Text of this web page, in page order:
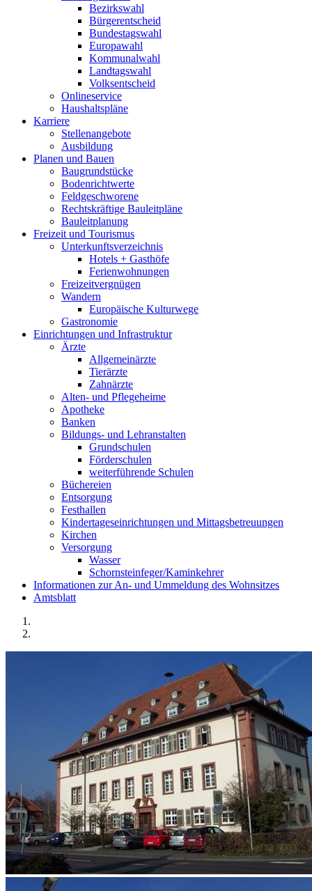
Bezirkswahl
Bürgerentscheid
Bundestagswahl
Europawahl
Kommunalwahl
Landtagswahl
Volksentscheid
Onlineservice
Haushaltspläne
Karriere
Stellenangebote
Ausbildung
Planen und Bauen
Baugrundstücke
Bodenrichtwerte
Feldgeschworene
Rechtskräftige Bauleitpläne
Bauleitplanung
Freizeit und Tourismus
Unterkunftsverzeichnis
Hotels + Gasthöfe
Ferienwohnungen
Freizeitvergnügen
Wandern
Europäische Kulturwege
Gastronomie
Einrichtungen und Infrastruktur
Ärzte
Allgemeinärzte
Tierärzte
Zahnärzte
Alten- und Pflegeheime
Apotheke
Banken
Bildungs- und Lehranstalten
Grundschulen
Förderschulen
weiterführende Schulen
Büchereien
Entsorgung
Festhallen
Kindertageseinrichtungen und Mittagsbetreuungen
Kirchen
Versorgung
Wasser
Schornsteinfeger/Kaminkehrer
Informationen zur An- und Ummeldung des Wohnsitzes
Amtsblatt